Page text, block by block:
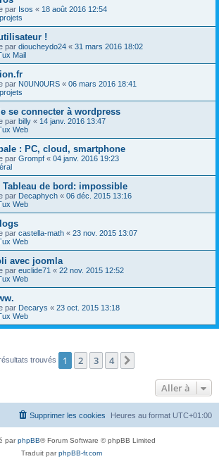
par Isos « 18 août 2016 12:54
!
par dioucheydo24 « 31 mars 2016 18:02
Mail
par N0UN0URS « 06 mars 2016 18:41
se connecter à wordpress
par billy « 14 janv. 2016 13:47
Web
: PC, cloud, smartphone
par Grompf « 04 janv. 2016 19:23
Tableau de bord: impossible
par Decaphych « 06 déc. 2015 13:16
Web
par castella-math « 23 nov. 2015 13:07
Web
avec joomla
par euclide71 « 22 nov. 2015 12:52
Web
par Decarys « 23 oct. 2015 13:18
Web
trouvés 1 2 3 4
Aller à
Heures au format UTC+01:00
Supprimer les cookies
parphpBB® Forum Software © phpBB Limited
Traduit parphpBB-fr.com